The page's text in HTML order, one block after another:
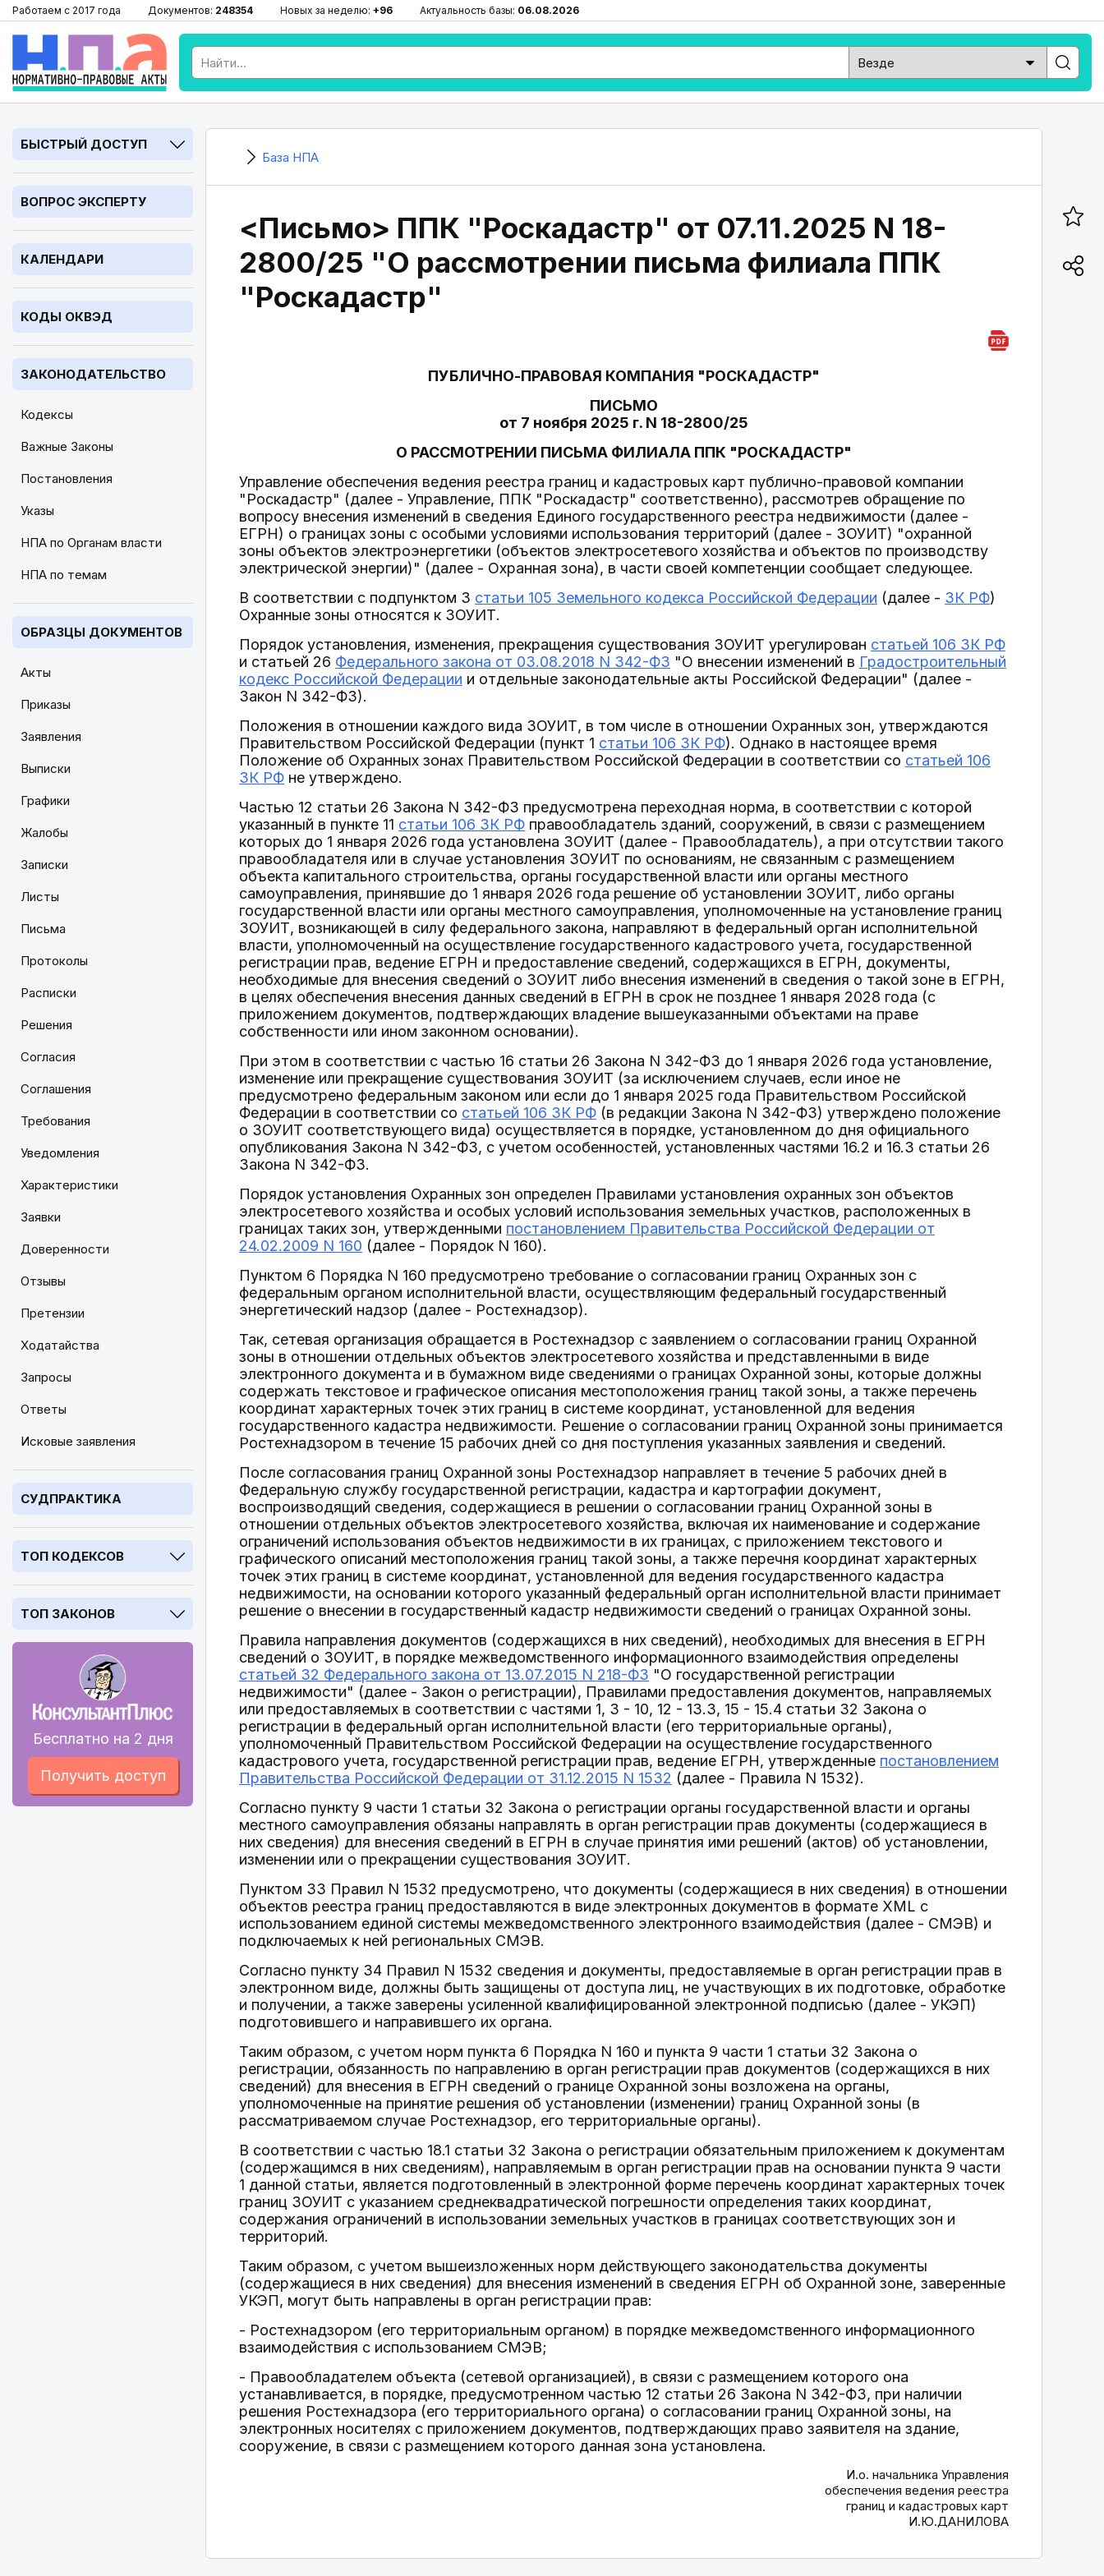
Работаем с 2017 года Документов: 248354 Новых за неделю: +96 Актуальность базы: 06.08.2026
БЫСТРЫЙ ДОСТУП
ВОПРОС ЭКСПЕРТУ
КАЛЕНДАРИ
КОДЫ ОКВЭД
ЗАКОНОДАТЕЛЬСТВО
Кодексы
Важные Законы
Постановления
Указы
НПА по Органам власти
НПА по темам
ОБРАЗЦЫ ДОКУМЕНТОВ
Акты
Приказы
Заявления
Выписки
Графики
Жалобы
Записки
Листы
Письма
Протоколы
Расписки
Решения
Согласия
Соглашения
Требования
Уведомления
Характеристики
Заявки
Доверенности
Отзывы
Претензии
Ходатайства
Запросы
Ответы
Исковые заявления
СУДПРАКТИКА
ТОП КОДЕКСОВ
ТОП ЗАКОНОВ
Бесплатно на 2 дня
Получить доступ
База НПА
<Письмо> ППК "Роскадастр" от 07.11.2025 N 18-
2800/25 "О рассмотрении письма филиала ППК
"Роскадастр"
ПУБЛИЧНО-ПРАВОВАЯ КОМПАНИЯ "РОСКАДАСТР"
ПИСЬМО
от 7 ноября 2025 г. N 18-2800/25
О РАССМОТРЕНИИ ПИСЬМА ФИЛИАЛА ППК "РОСКАДАСТР"
Управление обеспечения ведения реестра границ и кадастровых карт публично-правовой компании
"Роскадастр" (далее - Управление, ППК "Роскадастр" соответственно), рассмотрев обращение по
вопросу внесения изменений в сведения Единого государственного реестра недвижимости (далее -
ЕГРН) о границах зоны с особыми условиями использования территорий (далее - ЗОУИТ) "охранной
зоны объектов электроэнергетики (объектов электросетевого хозяйства и объектов по производству
электрической энергии)" (далее - Охранная зона), в части своей компетенции сообщает следующее.
В соответствии с подпунктом 3 статьи 105 Земельного кодекса Российской Федерации (далее - ЗК РФ)
Охранные зоны относятся к ЗОУИТ.
Порядок установления, изменения, прекращения существования ЗОУИТ урегулирован статьей 106 ЗК РФ
и статьей 26 Федерального закона от 03.08.2018 N 342-ФЗ "О внесении изменений в Градостроительный
кодекс Российской Федерации и отдельные законодательные акты Российской Федерации" (далее -
Закон N 342-ФЗ).
Положения в отношении каждого вида ЗОУИТ, в том числе в отношении Охранных зон, утверждаются
Правительством Российской Федерации (пункт 1 статьи 106 ЗК РФ). Однако в настоящее время
Положение об Охранных зонах Правительством Российской Федерации в соответствии со статьей 106
ЗК РФ не утверждено.
Частью 12 статьи 26 Закона N 342-ФЗ предусмотрена переходная норма, в соответствии с которой
указанный в пункте 11 статьи 106 ЗК РФ правообладатель зданий, сооружений, в связи с размещением
которых до 1 января 2026 года установлена ЗОУИТ (далее - Правообладатель), а при отсутствии такого
правообладателя или в случае установления ЗОУИТ по основаниям, не связанным с размещением
объекта капитального строительства, органы государственной власти или органы местного
самоуправления, принявшие до 1 января 2026 года решение об установлении ЗОУИТ, либо органы
государственной власти или органы местного самоуправления, уполномоченные на установление границ
ЗОУИТ, возникающей в силу федерального закона, направляют в федеральный орган исполнительной
власти, уполномоченный на осуществление государственного кадастрового учета, государственной
регистрации прав, ведение ЕГРН и предоставление сведений, содержащихся в ЕГРН, документы,
необходимые для внесения сведений о ЗОУИТ либо внесения изменений в сведения о такой зоне в ЕГРН,
в целях обеспечения внесения данных сведений в ЕГРН в срок не позднее 1 января 2028 года (с
приложением документов, подтверждающих владение вышеуказанными объектами на праве
собственности или ином законном основании).
При этом в соответствии с частью 16 статьи 26 Закона N 342-ФЗ до 1 января 2026 года установление,
изменение или прекращение существования ЗОУИТ (за исключением случаев, если иное не
предусмотрено федеральным законом или если до 1 января 2025 года Правительством Российской
Федерации в соответствии со статьей 106 ЗК РФ (в редакции Закона N 342-ФЗ) утверждено положение
о ЗОУИТ соответствующего вида) осуществляется в порядке, установленном до дня официального
опубликования Закона N 342-ФЗ, с учетом особенностей, установленных частями 16.2 и 16.3 статьи 26
Закона N 342-ФЗ.
Порядок установления Охранных зон определен Правилами установления охранных зон объектов
электросетевого хозяйства и особых условий использования земельных участков, расположенных в
границах таких зон, утвержденными постановлением Правительства Российской Федерации от
24.02.2009 N 160 (далее - Порядок N 160).
Пунктом 6 Порядка N 160 предусмотрено требование о согласовании границ Охранных зон с
федеральным органом исполнительной власти, осуществляющим федеральный государственный
энергетический надзор (далее - Ростехнадзор).
Так, сетевая организация обращается в Ростехнадзор с заявлением о согласовании границ Охранной
зоны в отношении отдельных объектов электросетевого хозяйства и представленными в виде
электронного документа и в бумажном виде сведениями о границах Охранной зоны, которые должны
содержать текстовое и графическое описания местоположения границ такой зоны, а также перечень
координат характерных точек этих границ в системе координат, установленной для ведения
государственного кадастра недвижимости. Решение о согласовании границ Охранной зоны принимается
Ростехнадзором в течение 15 рабочих дней со дня поступления указанных заявления и сведений.
После согласования границ Охранной зоны Ростехнадзор направляет в течение 5 рабочих дней в
Федеральную службу государственной регистрации, кадастра и картографии документ,
воспроизводящий сведения, содержащиеся в решении о согласовании границ Охранной зоны в
отношении отдельных объектов электросетевого хозяйства, включая их наименование и содержание
ограничений использования объектов недвижимости в их границах, с приложением текстового и
графического описаний местоположения границ такой зоны, а также перечня координат характерных
точек этих границ в системе координат, установленной для ведения государственного кадастра
недвижимости, на основании которого указанный федеральный орган исполнительной власти принимает
решение о внесении в государственный кадастр недвижимости сведений о границах Охранной зоны.
Правила направления документов (содержащихся в них сведений), необходимых для внесения в ЕГРН
сведений о ЗОУИТ, в порядке межведомственного информационного взаимодействия определены
статьей 32 Федерального закона от 13.07.2015 N 218-ФЗ "О государственной регистрации
недвижимости" (далее - Закон о регистрации), Правилами предоставления документов, направляемых
или предоставляемых в соответствии с частями 1, 3 - 10, 12 - 13.3, 15 - 15.4 статьи 32 Закона о
регистрации в федеральный орган исполнительной власти (его территориальные органы),
уполномоченный Правительством Российской Федерации на осуществление государственного
кадастрового учета, государственной регистрации прав, ведение ЕГРН, утвержденные постановлением
Правительства Российской Федерации от 31.12.2015 N 1532 (далее - Правила N 1532).
Согласно пункту 9 части 1 статьи 32 Закона о регистрации органы государственной власти и органы
местного самоуправления обязаны направлять в орган регистрации прав документы (содержащиеся в
них сведения) для внесения сведений в ЕГРН в случае принятия ими решений (актов) об установлении,
изменении или о прекращении существования ЗОУИТ.
Пунктом 33 Правил N 1532 предусмотрено, что документы (содержащиеся в них сведения) в отношении
объектов реестра границ предоставляются в виде электронных документов в формате XML с
использованием единой системы межведомственного электронного взаимодействия (далее - СМЭВ) и
подключаемых к ней региональных СМЭВ.
Согласно пункту 34 Правил N 1532 сведения и документы, предоставляемые в орган регистрации прав в
электронном виде, должны быть защищены от доступа лиц, не участвующих в их подготовке, обработке
и получении, а также заверены усиленной квалифицированной электронной подписью (далее - УКЭП)
подготовившего и направившего их органа.
Таким образом, с учетом норм пункта 6 Порядка N 160 и пункта 9 части 1 статьи 32 Закона о
регистрации, обязанность по направлению в орган регистрации прав документов (содержащихся в них
сведений) для внесения в ЕГРН сведений о границе Охранной зоны возложена на органы,
уполномоченные на принятие решения об установлении (изменении) границ Охранной зоны (в
рассматриваемом случае Ростехнадзор, его территориальные органы).
В соответствии с частью 18.1 статьи 32 Закона о регистрации обязательным приложением к документам
(содержащимся в них сведениям), направляемым в орган регистрации прав на основании пункта 9 части
1 данной статьи, является подготовленный в электронной форме перечень координат характерных точек
границ ЗОУИТ с указанием среднеквадратической погрешности определения таких координат,
содержания ограничений в использовании земельных участков в границах соответствующих зон и
территорий.
Таким образом, с учетом вышеизложенных норм действующего законодательства документы
(содержащиеся в них сведения) для внесения изменений в сведения ЕГРН об Охранной зоне, заверенные
УКЭП, могут быть направлены в орган регистрации прав:
- Ростехнадзором (его территориальным органом) в порядке межведомственного информационного
взаимодействия с использованием СМЭВ;
- Правообладателем объекта (сетевой организацией), в связи с размещением которого она
устанавливается, в порядке, предусмотренном частью 12 статьи 26 Закона N 342-ФЗ, при наличии
решения Ростехнадзора (его территориального органа) о согласовании границ Охранной зоны, на
электронных носителях с приложением документов, подтверждающих право заявителя на здание,
сооружение, в связи с размещением которого данная зона установлена.
И.о. начальника Управления
обеспечения ведения реестра
границ и кадастровых карт
И.Ю.ДАНИЛОВА